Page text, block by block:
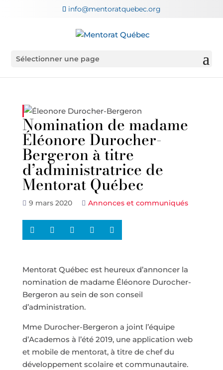
info@mentoratquebec.org
Sélectionner une page
Nomination de madame
Éléonore Durocher-
Bergeron à titre
d’administratrice de
Mentorat Québec
9 mars 2020 Annonces et communiqués
Mentorat Québec est heureux d’annoncer la
nomination de madame Éléonore Durocher-
Bergeron au sein de son conseil
d’administration.
Mme Durocher-Bergeron a joint l’équipe
d’Academos à l’été 2019, une application web
et mobile de mentorat, à titre de chef du
développement scolaire et communautaire.